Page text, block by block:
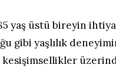
yaş üstü bireyin
gibi yaşlılık